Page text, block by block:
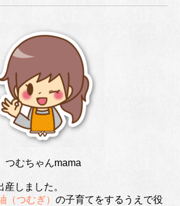
つむちゃんmama
しました。
（つむぎ） の子育てをするうえで役